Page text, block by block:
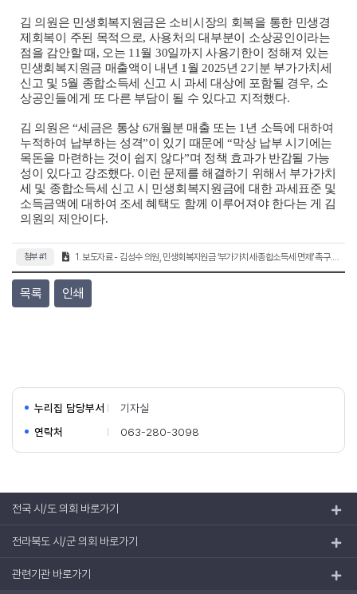
김 의원은 민생회복지원금은 소비시장의 회복을 통한 민생경
제회복이 주된 목적으로, 사용처의 대부분이 소상공인이라는
점을 감안할 때, 오는 11월 30일까지 사용기한이 정해져 있는
민생회복지원금 매출액이 내년 1월 2025년 2기분 부가가치세
신고 및 5월 종합소득세 신고 시 과세 대상에 포함될 경우, 소
상공인들에게 또 다른 부담이 될 수 있다고 지적했다.
김 의원은 “세금은 통상 6개월분 매출 또는 1년 소득에 대하여
누적하여 납부하는 성격”이 있기 때문에 “막상 납부 시기에는
목돈을 마련하는 것이 쉽지 않다”며 정책 효과가 반감될 가능
성이 있다고 강조했다. 이런 문제를 해결하기 위해서 부가가치
세 및 종합소득세 신고 시 민생회복지원금에 대한 과세표준 및
소득금액에 대하여 조세 혜택도 함께 이루어져야 한다는 게 김
의원의 제안이다.
첨부 #1 1. 보도자료 - 김성수 의원, 민생회복지원금 ‘부가가치세·종합소득세 면제’ 촉구.hwp (558.5KB)
목록 인쇄
누리집 담당부서
기자실
연락처
063-280-3098
전국 시/도 의회 바로가기
전라북도 시/군 의회 바로가기
관련기관 바로가기